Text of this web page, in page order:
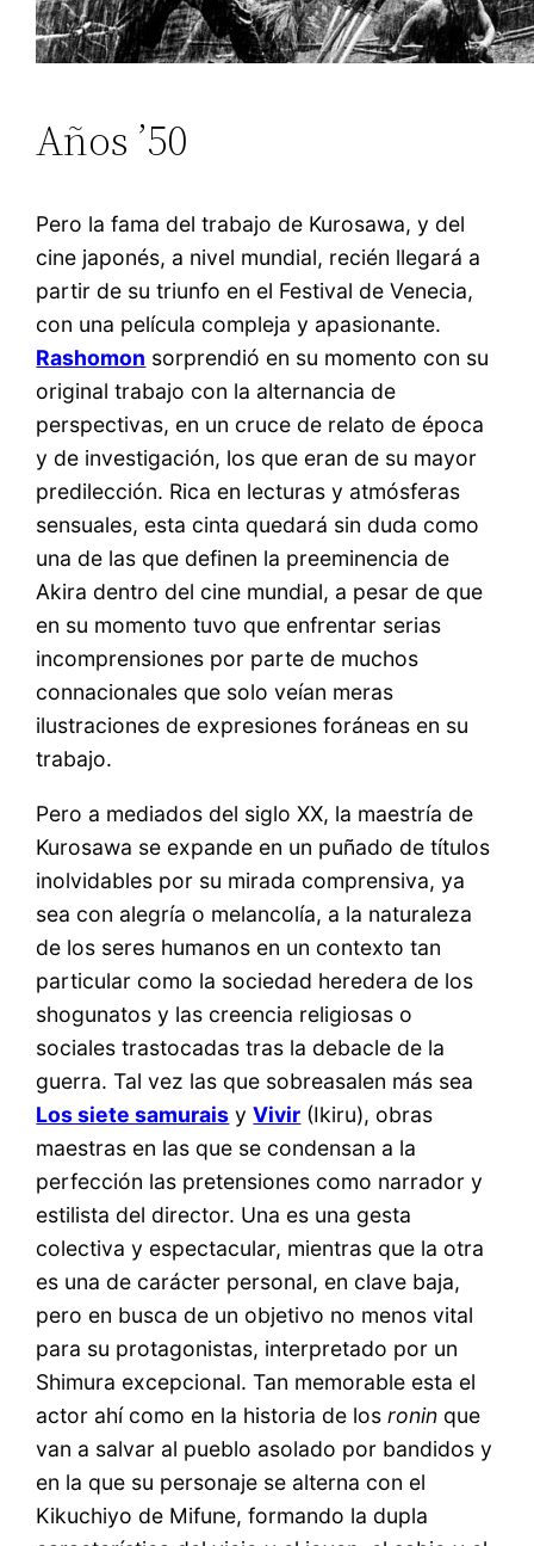
Años ’50
Pero la fama del trabajo de Kurosawa, y del
cine japonés, a nivel mundial, recién llegará a
partir de su triunfo en el Festival de Venecia,
con una película compleja y apasionante.
Rashomon sorprendió en su momento con su
original trabajo con la alternancia de
perspectivas, en un cruce de relato de época
y de investigación, los que eran de su mayor
predilección. Rica en lecturas y atmósferas
sensuales, esta cinta quedará sin duda como
una de las que definen la preeminencia de
Akira dentro del cine mundial, a pesar de que
en su momento tuvo que enfrentar serias
incomprensiones por parte de muchos
connacionales que solo veían meras
ilustraciones de expresiones foráneas en su
trabajo.
Pero a mediados del siglo XX, la maestría de
Kurosawa se expande en un puñado de títulos
inolvidables por su mirada comprensiva, ya
sea con alegría o melancolía, a la naturaleza
de los seres humanos en un contexto tan
particular como la sociedad heredera de los
shogunatos y las creencia religiosas o
sociales trastocadas tras la debacle de la
guerra. Tal vez las que sobreasalen más sea
Los siete samurais yVivir (Ikiru), obras
maestras en las que se condensan a la
perfección las pretensiones como narrador y
estilista del director. Una es una gesta
colectiva y espectacular, mientras que la otra
es una de carácter personal, en clave baja,
pero en busca de un objetivo no menos vital
para su protagonistas, interpretado por un
Shimura excepcional. Tan memorable esta el
actor ahí como en la historia de losronin que
van a salvar al pueblo asolado por bandidos y
en la que su personaje se alterna con el
Kikuchiyo de Mifune, formando la dupla